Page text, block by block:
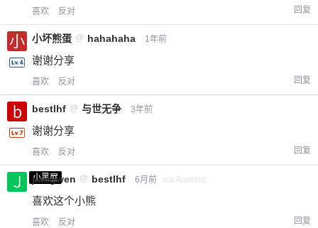
给-熊本熊-打赏
20 50 元
喜欢 反对 回复
小坏熊蛋 @ hahahaha 1年前
谢谢分享
喜欢 反对 回复
bestlhf @ 与世无争 3年前
谢谢分享
喜欢 反对 回复
小黑屋
jiangwen @ bestlhf 6月前 via Android
喜欢这个小熊
喜欢 反对 回复